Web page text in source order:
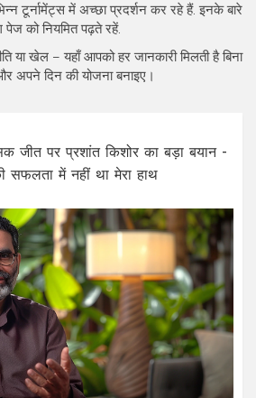
टूर्नामेंट्स में अच्छा प्रदर्शन कर रहे हैं. इनके बारे
को नियमित पढ़ते रहें.
या खेल – यहाँ आपको हर जानकारी मिलती है बिना
अपने दिन की योजना बनाइए।
जीत पर प्रशांत किशोर का बड़ा बयान -
सफलता में नहीं था मेरा हाथ